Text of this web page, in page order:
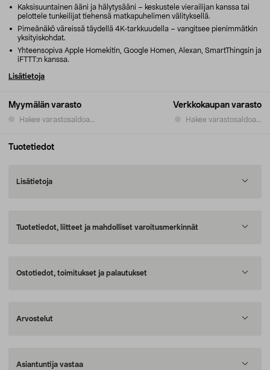
Myymälän varasto
Hakee varastosaldoa...
Verkkokaupan varasto
Hakee varastosaldoa...
Kaksisuuntainen ääni ja hälytysääni – keskustele vierailijan kanssa tai
pelottele tunkeilijat tiehensä matkapuhelimen välityksellä.
Pimeänäkö väreissä täydellä 4K-tarkkuudella – vangitsee pienimmätkin
yksityiskohdat.
Yhteensopiva Apple Homekitin, Google Homen, Alexan, SmartThingsin ja
iFTTT:n kanssa.
Lisätietoja
Tuotetiedot
Lisätietoja
Tuotetiedot, liitteet ja mahdolliset varoitusmerkinnät
Ostotiedot, toimitukset ja palautukset
Arvostelut
Asiantuntija vastaa